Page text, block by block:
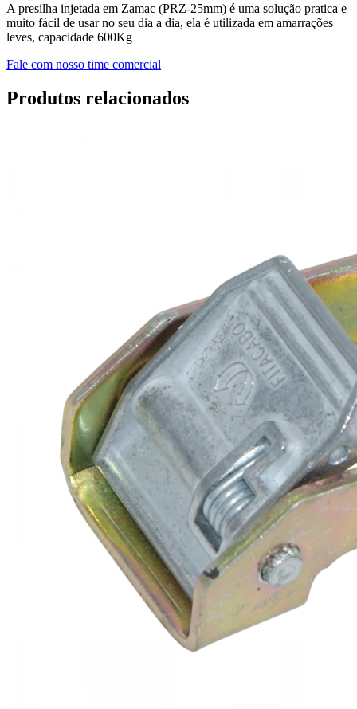
A presilha injetada em Zamac (PRZ-25mm) é uma solução pratica e
muito fácil de usar no seu dia a dia, ela é utilizada em amarrações
leves, capacidade 600Kg
Fale com nosso time comercial
Produtos relacionados